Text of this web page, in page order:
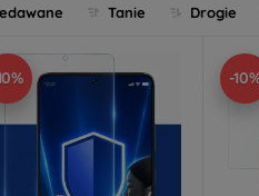
Tanie Drogie
-